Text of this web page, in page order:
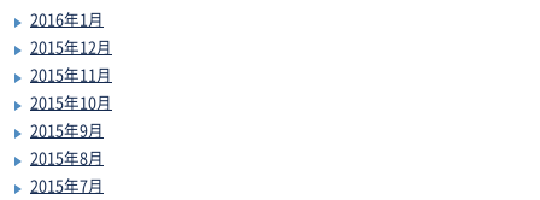
2016年1月
2015年12月
2015年11月
2015年10月
2015年9月
2015年8月
2015年7月